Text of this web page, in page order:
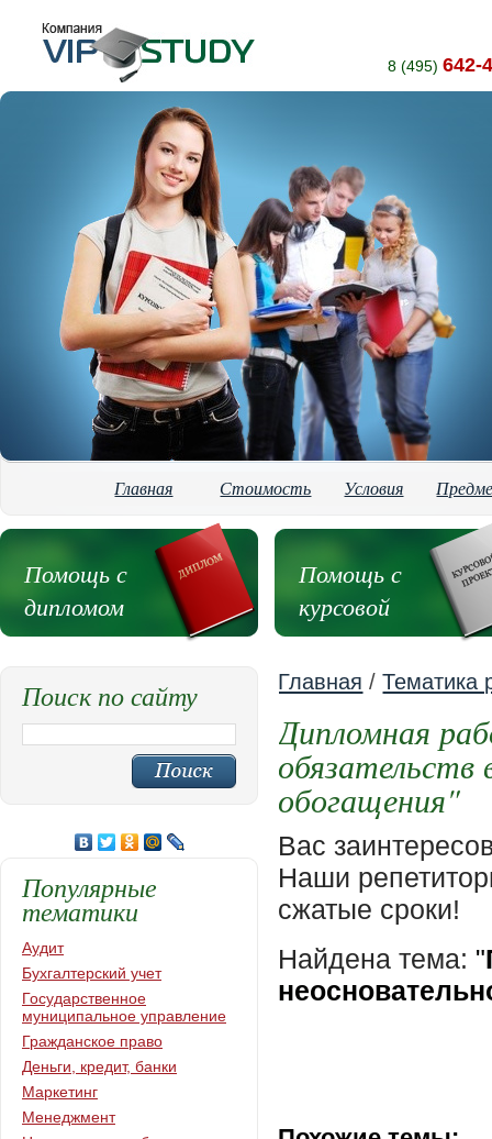
8 (495) 642-
Главная Стоимость Условия
Помощь с
дипломом
Помощь с
курсовой
Главная /Тематика
Дипломная
обязательств
обогащения"
Вас
Наши
сжатые сроки!
Найдена тема: "
Поиск по сайту
Популярные
тематики
Аудит
Бухгалтерский учет
Государственное
муниципальное управление
Гражданское право
Деньги, кредит, банки
Маркетинг
Менеджмент